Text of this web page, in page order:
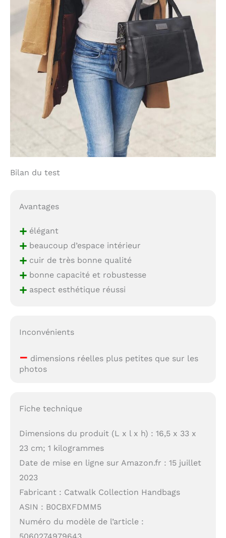
Bilan du test
Avantages
+élégant
+beaucoup d’espace intérieur
+cuir de très bonne qualité
+bonne capacité et robustesse
+aspect esthétique réussi
Inconvénients
– dimensions réelles plus petites que sur les
photos
Fiche technique
Dimensions du produit (L x l x h) : 16,5 x 33 x
23 cm; 1 kilogrammes
Date de mise en ligne sur Amazon.fr : 15 juillet
2023
Fabricant : Catwalk Collection Handbags
ASIN : B0CBXFDMM5
Numéro du modèle de l’article :
5060274979643